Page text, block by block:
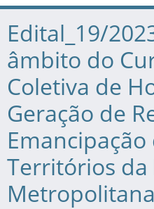
do conteúdo
Edital_19/
âmbito do
Coletiva de
Geração de
Territórios da